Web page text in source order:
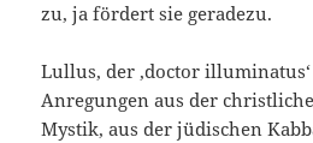
zu, ja fördert sie geradezu.
Lullus, der ‚doctor
Anregungen aus der
Mystik, aus der jüdischen